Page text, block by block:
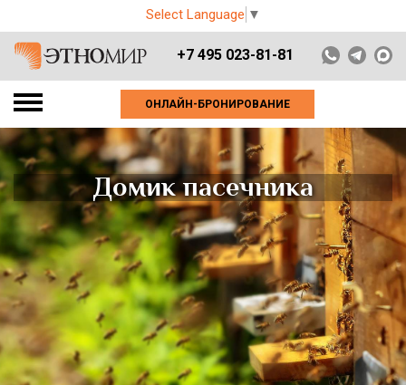
Select Language ▼
+7 495 023-81-81
ОНЛАЙН-БРОНИРОВАНИЕ
Домик пасечника